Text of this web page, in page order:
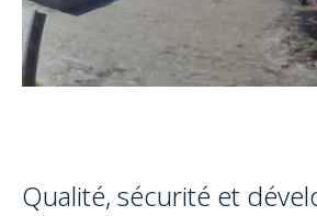
Qualité, sécurité et